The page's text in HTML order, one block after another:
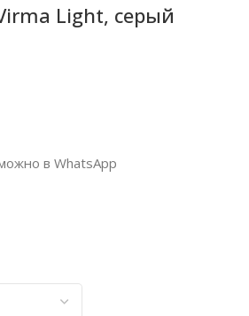
Light, серый
в WhatsApp